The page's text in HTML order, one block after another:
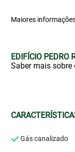
Maiores
EDIFÍCIO PEDRO
Saber mais
Gás canalizado